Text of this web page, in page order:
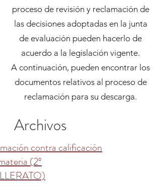
proceso de revisión y reclamación de
las decisiones adoptadas en la junta
de evaluación pueden hacerlo de
acuerdo a la legislación vigente.
A continuación, pueden encontrar los
documentos relativos al proceso de
reclamación para su descarga.
Archivos
contra calificación
(2º